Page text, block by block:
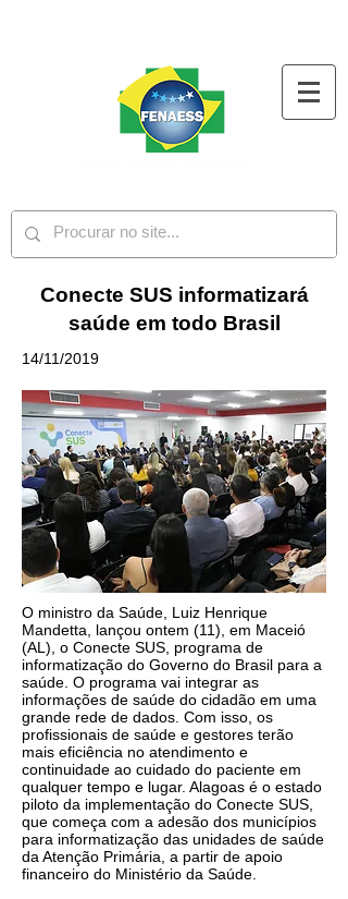
Conecte SUS informatizará
saúde em todo Brasil
14/11/2019
O ministro da Saúde, Luiz Henrique
Mandetta, lançou ontem (11), em Maceió
(AL), o Conecte SUS, programa de
informatização do Governo do Brasil para a
saúde. O programa vai integrar as
informações de saúde do cidadão em uma
grande rede de dados. Com isso, os
profissionais de saúde e gestores terão
mais eficiência no atendimento e
continuidade ao cuidado do paciente em
qualquer tempo e lugar. Alagoas é o estado
piloto da implementação do Conecte SUS,
que começa com a adesão dos municípios
para informatização das unidades de saúde
da Atenção Primária, a partir de apoio
financeiro do Ministério da Saúde.